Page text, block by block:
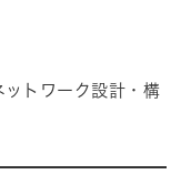
トワーク設計・構